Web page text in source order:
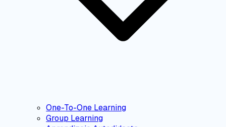
One-To-One Learning
Group Learning